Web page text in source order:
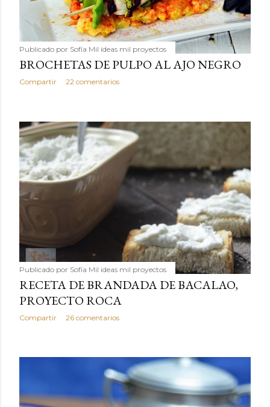
Publicado por Sofía Mil ideas mil proyectos
BROCHETAS DE PULPO AL AJO NEGRO
Compartir 22 comentarios
Publicado por Sofía Mil ideas mil proyectos
RECETA DE BRANDADA DE BACALAO,
PROYECTO ROCA
Compartir 26 comentarios